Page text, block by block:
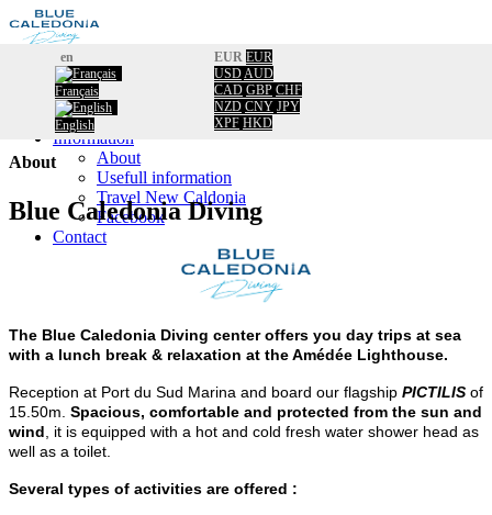
en
Français
English
EUR EUR
USDAUD
CAD GBP CHF
NZD CNY JPY
XPF HKD
Home
Booking
Calendar
Information
About
Usefull information
Travel New Caldonia
Facebook
Contact
Home/
About
About
Blue Caledonia Diving
The Blue Caledonia Diving center offers you day trips at sea
with a lunch break & relaxation at the Amédée Lighthouse.
Reception at Port du Sud Marina and board our flagship PICTILIS of
15.50m. Spacious, comfortable and protected from the sun and
wind , it is equipped with a hot and cold fresh water shower head as
well as a toilet.
Several types of activities are offered :